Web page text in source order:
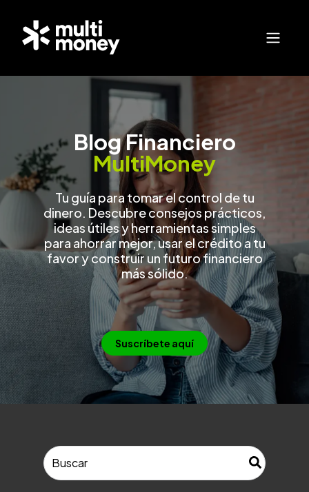
Blog Financiero
MultiMoney
Tu guía para tomar el control de tu
dinero. Descubre consejos prácticos,
ideas útiles y herramientas simples
para ahorrar mejor, usar el crédito a tu
favor y construir un futuro financiero
más sólido.
Suscríbete aquí
Esto es un campo de búsqueda con una función de texto